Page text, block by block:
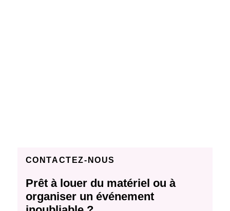
CONTACTEZ-NOUS
Prêt à louer du matériel ou à
organiser un événement